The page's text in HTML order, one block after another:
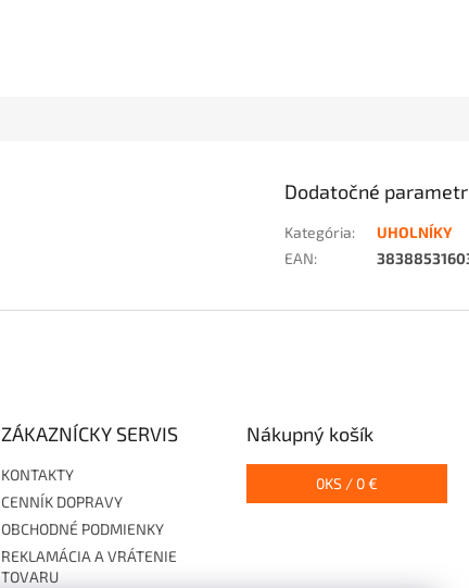
Dodatočné
Kategória:
UHOLNÍKY
EAN:
ZÁKAZNÍCKY SERVIS
KONTAKTY
CENNÍK DOPRAVY
OBCHODNÉ PODMIENKY
REKLAMÁCIA A VRÁTENIE
TOVARU
Nákupný košík
0KS / 0 €